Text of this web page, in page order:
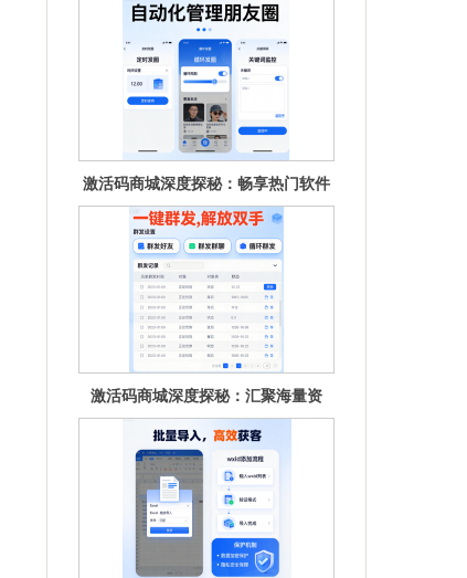
激活码商城深度探秘：畅享热门软件
的秘钥宝
激活码商城深度探秘：汇聚海量资
源，畅享无
别再苦寻激活码！激活码商城一站式
满足你的